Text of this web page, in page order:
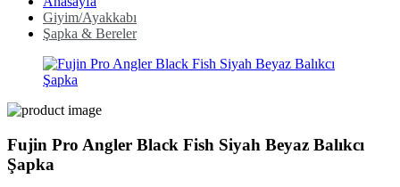
Giyim/Ayakkabı
Şapka & Bereler
Fujin Pro Angler Black Fish Siyah Beyaz Balıkcı
Şapka